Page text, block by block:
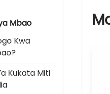
Mbao
Kwa
Kukata Miti